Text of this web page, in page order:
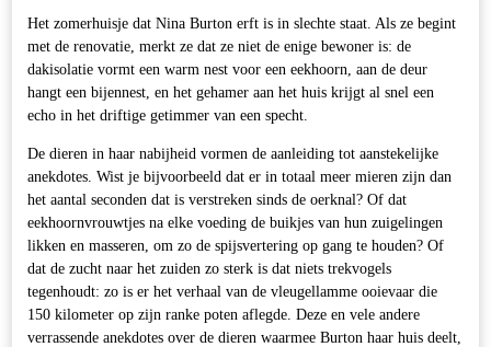
Het zomerhuisje dat Nina Burton erft is in slechte staat. Als ze begint
met de renovatie, merkt ze dat ze niet de enige bewoner is: de
dakisolatie vormt een warm nest voor een eekhoorn, aan de deur
hangt een bijennest, en het gehamer aan het huis krijgt al snel een
echo in het driftige getimmer van een specht.
De dieren in haar nabijheid vormen de aanleiding tot aanstekelijke
anekdotes. Wist je bijvoorbeeld dat er in totaal meer mieren zijn dan
het aantal seconden dat is verstreken sinds de oerknal? Of dat
eekhoornvrouwtjes na elke voeding de buikjes van hun zuigelingen
likken en masseren, om zo de spijsvertering op gang te houden? Of
dat de zucht naar het zuiden zo sterk is dat niets trekvogels
tegenhoudt: zo is er het verhaal van de vleugellamme ooievaar die
150 kilometer op zijn ranke poten aflegde. Deze en vele andere
verrassende anekdotes over de dieren waarmee Burton haar huis deelt,